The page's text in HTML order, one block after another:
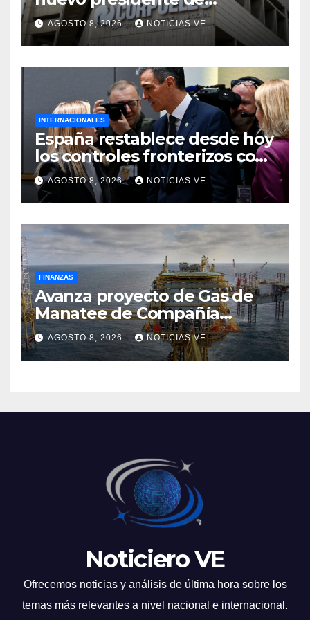
Corpoelec y nuevo
viceministro de Servicios
Eléctricos
AGOSTO 8, 2026 NOTICIAS VE
INTERNACIONALES
España restablece desde hoy
los controles fronterizos con
Italia tras el rechazo de Roma
a retirar las restricciones
AGOSTO 8, 2026 NOTICIAS VE
FINANZAS
Avanza proyecto de Gas de
Manatee de Compañía
Nacional de Gas de Trinidad y
Tobago
AGOSTO 8, 2026 NOTICIAS VE
Noticiero VE
Ofrecemos noticias y análisis de última hora sobre los
temas más relevantes a nivel nacional e internacional.